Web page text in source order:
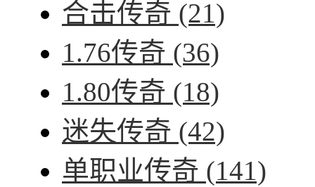
合击传奇 (21)
1.76传奇 (36)
1.80传奇 (18)
迷失传奇 (42)
单职业传奇 (141)